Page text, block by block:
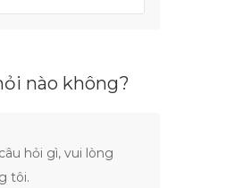
nào không?
hỏi gì, vui lòng
tôi.